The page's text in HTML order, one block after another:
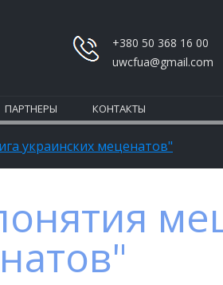
+380 50 368 16 00
uwcfua@gmail.com
ПАРТНЕРЫ КОНТАКТЫ
украинских меценатов"